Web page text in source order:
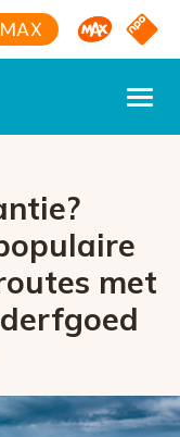
Omroep
NPO
met